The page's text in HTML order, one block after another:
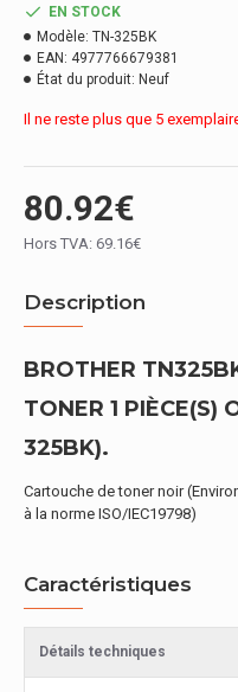
80.92€
Hors TVA: 69.16€
EN STOCK
Modèle: TN-325BK
EAN: 4977766679381
État du produit: Neuf
Il ne reste plus que 5
Description
BROTHER
TONER 1 PIÈCE(S)
325BK).
Cartouche de toner noir
à la norme ISO/IEC19798)
Caractéristiques
Détails techniques